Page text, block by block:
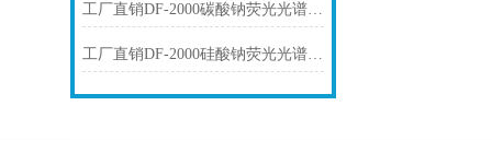
工厂直销DF-2000碳酸钠荧光光谱仪技术参数
工厂直销DF-2000硅酸钠荧光光谱仪技术参数